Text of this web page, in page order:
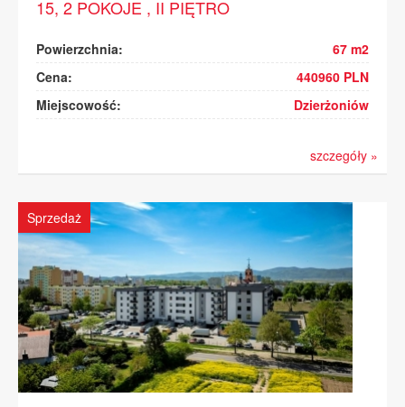
15, 2 POKOJE , II PIĘTRO
Powierzchnia:
67 m2
Cena:
440960 PLN
Miejscowość:
Dzierżoniów
szczegóły »
Sprzedaż